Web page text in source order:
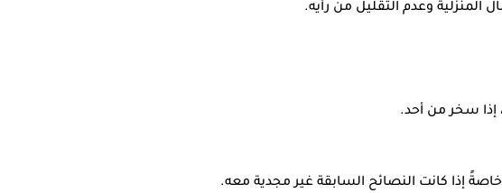
المنزلية وعدم التقليل من رأيه.
إذا سخر من أحد.
إذا كانت النصائح السابقة غير مجدية معه.